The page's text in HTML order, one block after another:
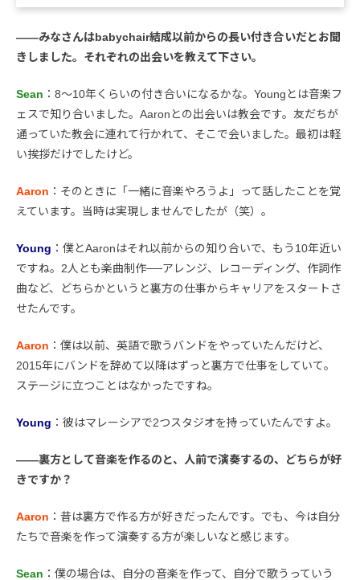
――みなさんはbabychair結成以前からの長い付き合いだとお聞
きしました。それぞれの出会いを教えて下さい。
Sean ：8〜10年くらいの付き合いになるかな。Youngとは音楽フ
ェスで知り合いました。Aaronとの出会いは教会です。友だちが
通っていた教会に連れて行かれて、そこで会いました。最初は軽
い挨拶だけでしたけど。
Aaron ：そのときに「一緒に音楽やろうよ」って話したことを覚
えています。当時は実現しませんでしたが（笑）。
Young ：僕とAaronはそれ以前からの知り合いで、もう10年近い
ですね。2人とも楽曲制作──アレンジ、レコーディング、作詞作
曲など、どちらかというと裏方の仕事からキャリアをスタートさ
せたんです。
Aaron ：僕は以前、英語で歌うバンドをやっていたんだけど、
2015年にバンドを辞めて以降はずっと裏方で仕事をしていて。
ステージに立つことはなかったですね。
Young ：彼はマレーシアで2つスタジオを持っていたんですよ。
――裏方として音楽を作るのと、人前で演奏するの、どちらが好
きですか？
Aaron ：昔は裏方で作る方が好きだったんです。でも、今は自分
たちで音楽を作って演奏する方が楽しいなと感じます。
Sean ：僕の場合は、自分の音楽を作って、自分で歌うっていう